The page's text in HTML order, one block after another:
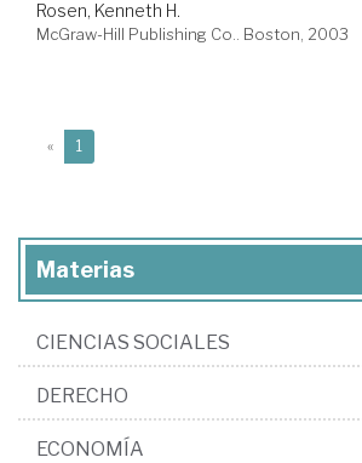
Rosen, Kenneth H.
McGraw-Hill Publishing Co.. Boston, 2003
« 1
Materias
CIENCIAS SOCIALES
DERECHO
ECONOMÍA